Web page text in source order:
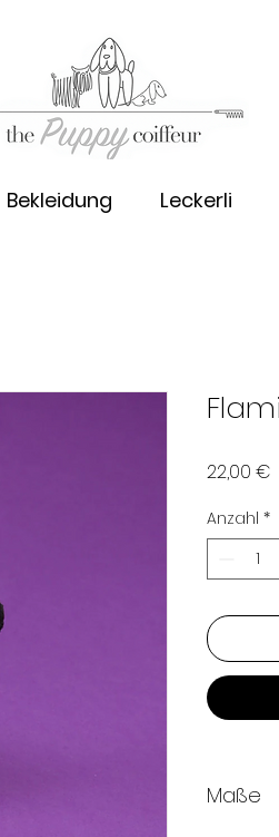
Bekleidung Leckerli
22,00 €
Anzahl *
Maße